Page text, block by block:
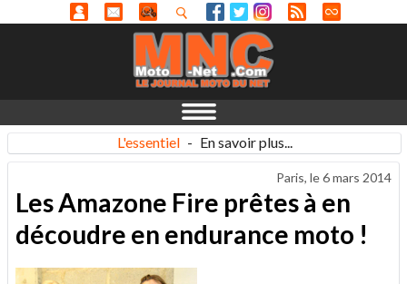
L'essentiel - En savoir plus...
Paris, le6 mars 2014
Les Amazone Fire prêtes à en
découdre en endurance moto !